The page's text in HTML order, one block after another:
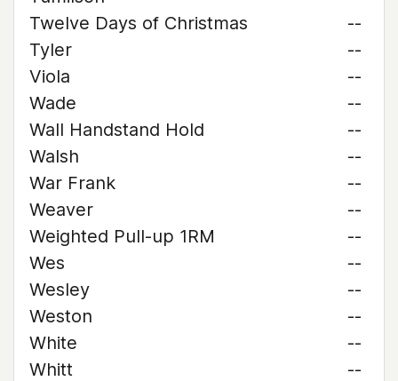
Twelve Days of Christmas
--
Tyler
--
Viola
--
Wade
--
Wall Handstand Hold
--
Walsh
--
War Frank
--
Weaver
--
Weighted Pull-up 1RM
--
Wes
--
Wesley
--
Weston
--
White
--
Whitt
--